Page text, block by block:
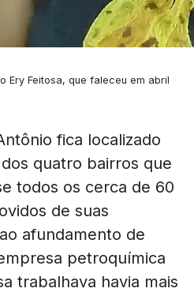
Ery Feitosa, que faleceu em abril
fica localizado
quatro bairros que
todos os cerca de 60
de suas
afundamento de
petroquímica
trabalhava havia mais